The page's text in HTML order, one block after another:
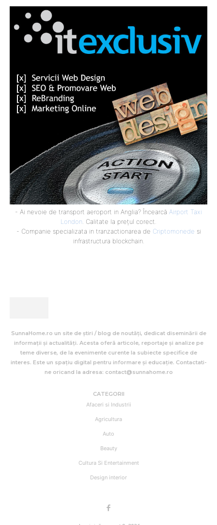
- Ai nevoie de transport aeroport in Anglia? Încearcă Airport Taxi
London. Calitate la prețul corect.
- Companie specializata in tranzactionarea de Criptomonede si
infrastructura blockchain.
SunnaHome.ro un site de știri / blog de noutăți, dedicat diseminării de
informații și actualități. Acesta oferă articole, reportaje și analize pe
teme diverse, de la evenimente curente la subiecte specifice de
interes. Este un spațiu digital pentru informare și educație. Contactati-
ne oricand la adresa: contact@sunnahome.ro
CATEGORII
Afaceri si Industrii
Agricultura
Auto
Beauty
Cultura Si Entertainment
Design interior